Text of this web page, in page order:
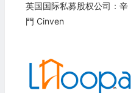
英国国际私募股权公司：辛
門 Cinven